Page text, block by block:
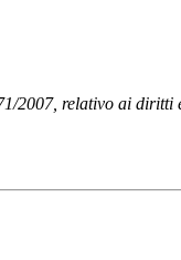
2007, relativo ai diritti